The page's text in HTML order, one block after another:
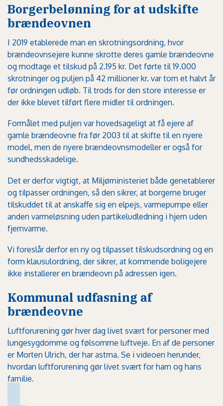
Borgerbelønning for at udskifte
brændeovnen
I 2019 etablerede man en skrotningsordning, hvor
brændeovnsejere kunne skrotte deres gamle brændeovne
og modtage et tilskud på 2.195 kr. Det førte til 19.000
skrotninger og puljen på 42 millioner kr. var tom et halvt år
før ordningen udløb. Til trods for den store interesse er
der ikke blevet tilført flere midler til ordningen.
Formålet med puljen var hovedsageligt at få ejere af
gamle brændeovne fra før 2003 til at skifte til en nyere
model, men de nyere brændeovnsmodeller er også for
sundhedsskadelige.
Det er derfor vigtigt, at Miljøministeriet både genetablerer
og tilpasser ordningen, så den sikrer, at borgerne bruger
tilskuddet til at anskaffe sig en elpejs, varmepumpe eller
anden varmeløsning uden partikeludledning i hjem uden
fjernvarme.
Vi foreslår derfor en ny og tilpasset tilskudsordning og en
form klausulordning, der sikrer, at kommende boligejere
ikke installerer en brændeovn på adressen igen.
Kommunal udfasning af
brændeovne
Luftforurening gør hver dag livet svært for personer med
lungesygdomme og følsomme luftveje. En af de personer
er Morten Ulrich, der har astma. Se i videoen herunder,
hvordan luftforurening gør livet svært for ham og hans
familie.